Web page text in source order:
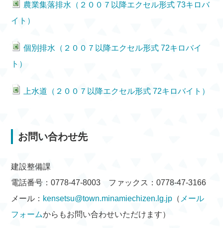
農業集落排水（２００７以降エクセル形式 73キロバ
イト）
個別排水（２００７以降エクセル形式 72キロバイ
ト）
上水道（２００７以降エクセル形式 72キロバイト）
お問い合わせ先
建設整備課
電話番号：0778-47-8003 ファックス：0778-47-3166
メール： kensetsu@town.minamiechizen.lg.jp （ メール
フォームからもお問い合わせいただけます）